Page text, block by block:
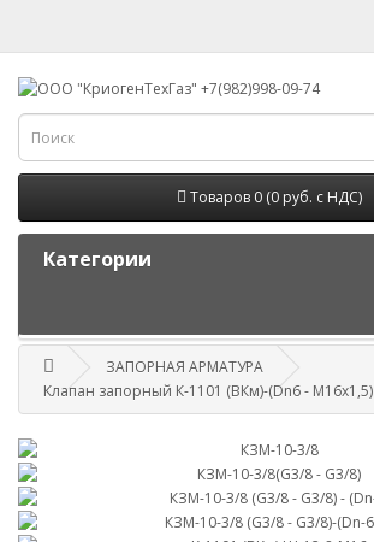
Товаров 0 (0 руб. с НДС)
Категории
ЗАПОРНАЯ АРМАТУРА
Клапан запорный К-1101 (ВКм)-(Dn6 - М16х1,5)